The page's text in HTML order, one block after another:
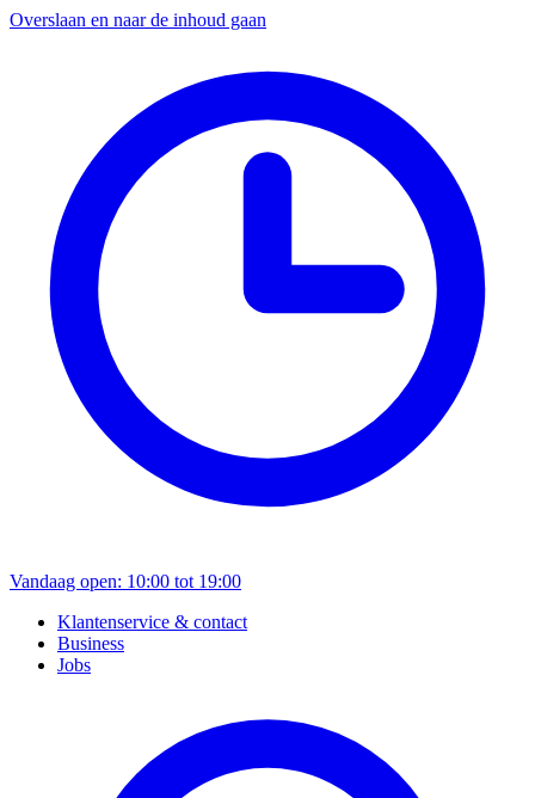
Overslaan en naar de inhoud gaan
Vandaag open: 10:00 tot 19:00
Klantenservice & contact
Business
Jobs